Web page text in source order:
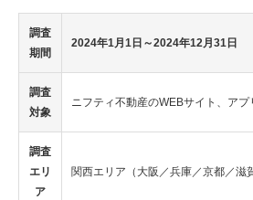
調査
期間
2024年1月1日～2024年12月31日
調査
対象
ニフティ不動産のWEBサイト、アプ
調査
エリ
ア
関西エリア（大阪／兵庫／京都／滋